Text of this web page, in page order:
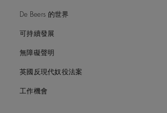
De Beers 的世界
可持續發展
無障礙聲明
英國反現代奴役法案
工作機會